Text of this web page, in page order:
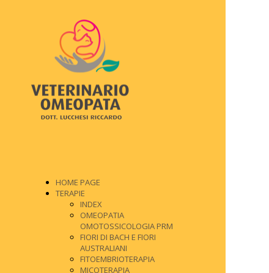
HOME PAGE
TERAPIE
INDEX
OMEOPATIA
OMOTOSSICOLOGIA PRM
FIORI DI BACH E FIORI
AUSTRALIANI
FITOEMBRIOTERAPIA
MICOTERAPIA